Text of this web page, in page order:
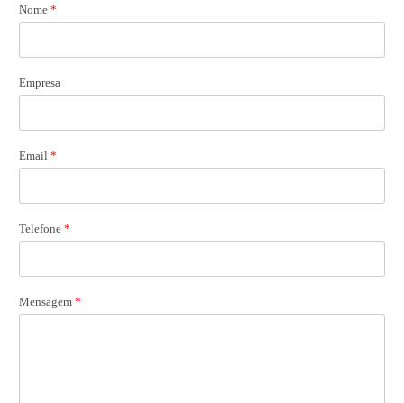
Nome *
Empresa
Email *
Telefone *
Mensagem *